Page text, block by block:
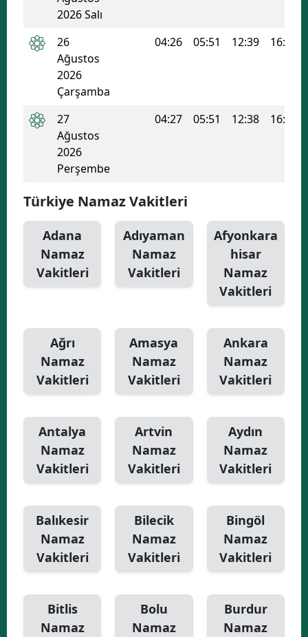
Şırnak
Bartın
Ardahan
Iğdır
Yalova
Karabük
Kilis
Osmaniye
Düzce
2026 Salı
26
Ağustos
2026
Çarşamba
04:26 05:51 12:39 16:19
27
Ağustos
2026
Perşembe
04:27 05:51 12:38 16:18
Türkiye Namaz Vakitleri
Adana
Namaz
Vakitleri
Adıyaman
Namaz
Vakitleri
Afyonkara
hisar
Namaz
Vakitleri
Ağrı
Namaz
Vakitleri
Amasya
Namaz
Vakitleri
Ankara
Namaz
Vakitleri
Antalya
Namaz
Vakitleri
Artvin
Namaz
Vakitleri
Aydın
Namaz
Vakitleri
Balıkesir
Namaz
Vakitleri
Bilecik
Namaz
Vakitleri
Bingöl
Namaz
Vakitleri
Bitlis
Namaz
Bolu
Namaz
Burdur
Namaz